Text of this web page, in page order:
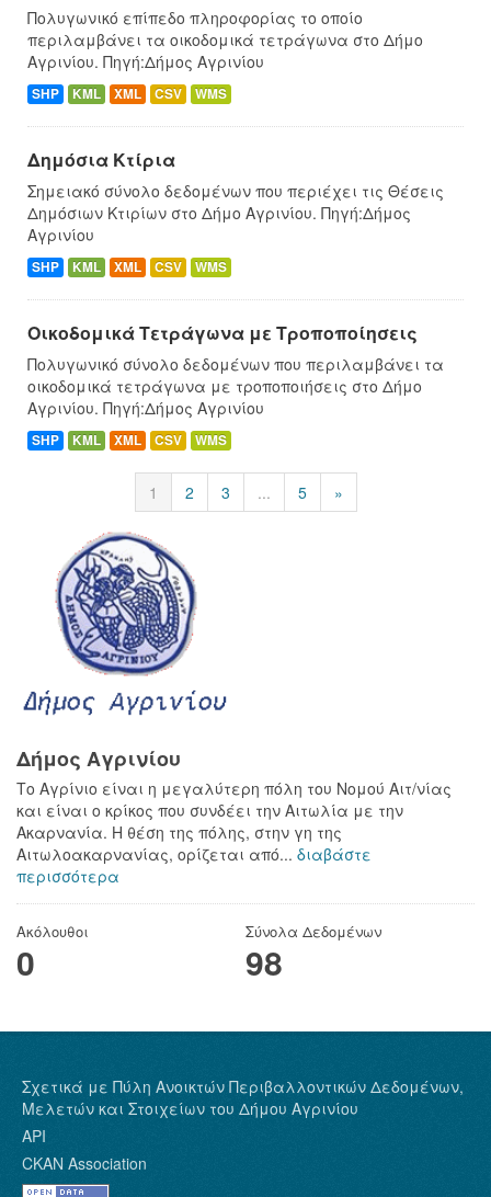
Πολυγωνικό επίπεδο πληροφορίας το οποίο
περιλαμβάνει τα οικοδομικά τετράγωνα στο Δήμο
Αγρινίου. Πηγή:Δήμος Αγρινίου
SHP KML XML CSV WMS
Δημόσια Κτίρια
Σημειακό σύνολο δεδομένων που περιέχει τις Θέσεις
Δημόσιων Κτιρίων στο Δήμο Αγρινίου. Πηγή:Δήμος
Αγρινίου
SHP KML XML CSV WMS
Οικοδομικά Τετράγωνα με Τροποποίησεις
Πολυγωνικό σύνολο δεδομένων που περιλαμβάνει τα
οικοδομικά τετράγωνα με τροποποιήσεις στο Δήμο
Αγρινίου. Πηγή:Δήμος Αγρινίου
SHP KML XML CSV WMS
1 2 3 ... 5 »
Δήμος Αγρινίου
Το Αγρίνιο είναι η μεγαλύτερη πόλη του Νομού Αιτ/νίας
και είναι ο κρίκος που συνδέει την Αιτωλία με την
Ακαρνανία. Η θέση της πόλης, στην γη της
Αιτωλοακαρνανίας, ορίζεται από... διαβάστε
περισσότερα
Ακόλουθοι
0
Σύνολα Δεδομένων
98
Σχετικά με Πύλη Ανοικτών Περιβαλλοντικών Δεδομένων,
Μελετών και Στοιχείων του Δήμου Αγρινίου
API
CKAN Association